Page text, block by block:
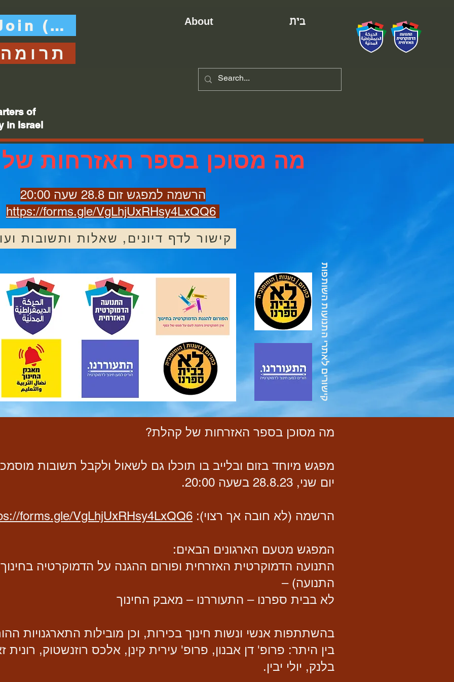
Join (Heb)
תרומה
בית About
of
in Israel
מה מסוכן בספר האזרחות
קישור לדף דיונים, שאלות ותשובות
הרשמה למפגש זום 28.8 שעה 20:00
https://forms.gle/VgLhjUxRHsy4LxQQ6
קישורים לאתרי התנועות השותפות
מה מסוכן בספר האזרחות של קהלת?
מפגש מיוחד בזום ובלייב בו תוכלו גם לשאול ולקבל תשובות
יום שני, 28.8.23 בשעה 20:00.
הרשמה (לא חובה אך רצוי): forms.gle/VgLhjUxRHsy4LxQQ6
המפגש מטעם הארגונים הבאים:
התנועה הדמוקרטית האזרחית ופורום ההגנה על הדמוקרטיה
התנועה) –
לא בבית ספרנו – התעוררנו – מאבק החינוך
בהשתתפות אנשי ונשות חינוך בכירות, וכן מובילות התארגנויות
בין היתר: פרופ' דן אבנון, פרופ' עירית קינן, אלכס רוזנשטוק,
בלנק, יולי יבין.